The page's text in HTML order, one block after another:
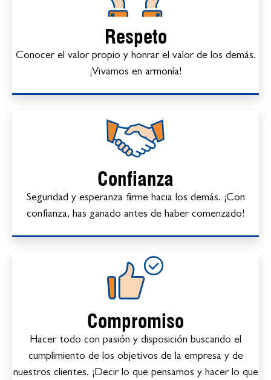
Respeto
Conocer el valor propio y honrar el valor de los demás.
¡Vivamos en armonía!
Confianza
Seguridad y esperanza firme hacia los demás. ¡Con
confianza, has ganado antes de haber comenzado!
Compromiso
Hacer todo con pasión y disposición buscando el
cumplimiento de los objetivos de la empresa y de
nuestros clientes. ¡Decir lo que pensamos y hacer lo que